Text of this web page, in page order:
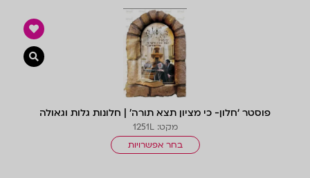
פוסטר ‘חלון- כי מציון תצא תורה’ | חלונות גלות וגאולה
מקט: 1251L
בחר אפשרויות